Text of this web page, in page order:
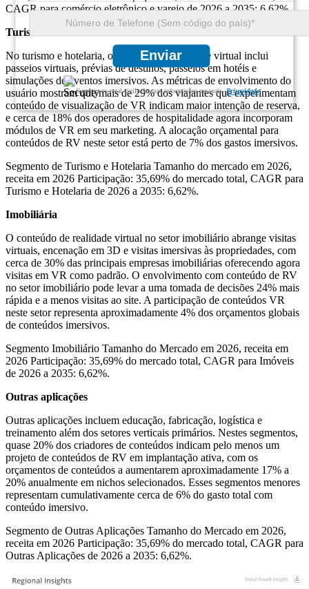
Enviar
Garantimos total sigilo de suas informações pessoais.Privacidade
CAGR para comércio eletrônico e varejo de 2026 a 2035: 6,62%.
Turismo e Hotelaria
No turismo e hotelaria, o conteúdo de realidade virtual inclui
passeios virtuais, prévias de destinos, passeios em hotéis e
simulações de eventos imersivos. As métricas de envolvimento do
usuário mostram que mais de 29% dos viajantes que experimentam
conteúdo de visualização de VR indicam maior intenção de reserva,
e cerca de 18% dos operadores de hospitalidade agora incorporam
módulos de VR em seu marketing. A alocação orçamental para
conteúdos de RV neste setor está perto de 7% dos gastos imersivos.
Segmento de Turismo e Hotelaria Tamanho do mercado em 2026,
receita em 2026 Participação: 35,69% do mercado total, CAGR para
Turismo e Hotelaria de 2026 a 2035: 6,62%.
Imobiliária
O conteúdo de realidade virtual no setor imobiliário abrange visitas
virtuais, encenação em 3D e visitas imersivas às propriedades, com
cerca de 30% das principais empresas imobiliárias oferecendo agora
visitas em VR como padrão. O envolvimento com conteúdo de RV
no setor imobiliário pode levar a uma tomada de decisões 24% mais
rápida e a menos visitas ao site. A participação de conteúdos VR
neste setor representa aproximadamente 4% dos orçamentos globais
de conteúdos imersivos.
Segmento Imobiliário Tamanho do Mercado em 2026, receita em
2026 Participação: 35,69% do mercado total, CAGR para Imóveis
de 2026 a 2035: 6,62%.
Outras aplicações
Outras aplicações incluem educação, fabricação, logística e
treinamento além dos setores verticais primários. Nestes segmentos,
quase 20% dos criadores de conteúdos indicam pelo menos um
projeto de conteúdos de RV em implantação ativa, com os
orçamentos de conteúdos a aumentarem aproximadamente 17% a
20% anualmente em nichos selecionados. Esses segmentos menores
representam cumulativamente cerca de 6% do gasto total com
conteúdo imersivo.
Segmento de Outras Aplicações Tamanho do Mercado em 2026,
receita em 2026 Participação: 35,69% do mercado total, CAGR para
Outras Aplicações de 2026 a 2035: 6,62%.